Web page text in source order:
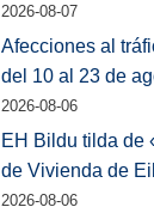
2026-08-07
Afecciones al
del 10 al 23 de
2026-08-06
EH Bildu tilda de
de Vivienda de
2026-08-06